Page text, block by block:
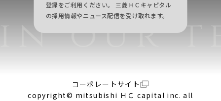
登録をご利用ください。
三菱ＨＣキャピタル
の採用情報やニュース配信を受け取れます。
our
コーポレートサイト
copyright© mitsubishi ＨＣ capital inc. all